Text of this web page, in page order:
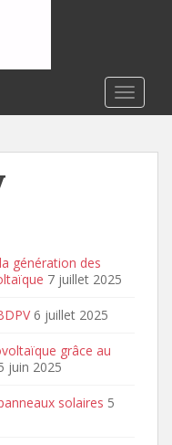
génération des
7 juillet 2025
6 juillet 2025
grâce au
juin 2025
solaires 5